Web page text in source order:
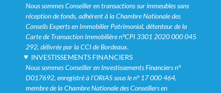
Nous sommes Conseiller en transactions sur immeubles sans
réception de fonds, adhérent à la Chambre Nationale des
Conseils Experts en Immobilier Patrimonial, détenteur de la
Carte de Transaction Immobilière n°CPI 3301 2020 000 045
292, délivrée par la CCI de Bordeaux.
INVESTISSEMENTS FINANCIERS
Nous sommes Conseiller en Investissements Financiers n°
D017692, enregistré à l’ORIAS sous le n° 17 000 464,
membre de la Chambre Nationale des Conseillers en